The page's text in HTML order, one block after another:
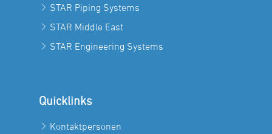
STAR Piping Systems
STAR Middle East
STAR Engineering Systems
Quicklinks
Kontaktpersonen